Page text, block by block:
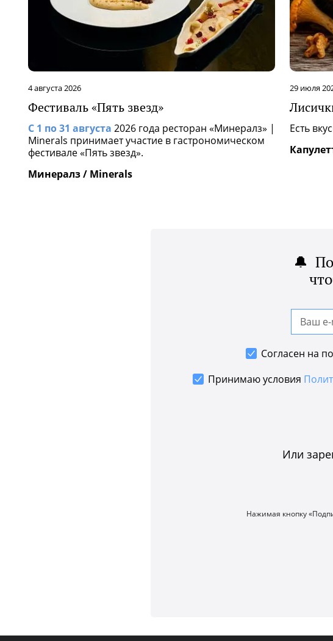
4 августа 2026
Фестиваль «Пять звезд»
С 1 по 31 августа 2026 года ресторан «Минералз» |
Minerals принимает участие в гастрономическом
фестивале «Пять звезд».
Минералз / Minerals
29 июля
Есть
🔔
Согласен на
Принимаю условия
Или
Нажимая кнопку